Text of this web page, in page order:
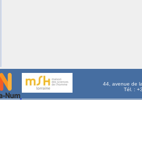
44, avenue de
Tél. :